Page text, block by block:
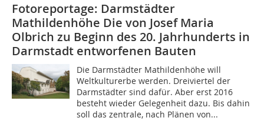
Fotoreportage: Darmstädter
Mathildenhöhe Die von Josef Maria
Olbrich zu Beginn des 20. Jahrhunderts in
Darmstadt entworfenen Bauten
Die Darmstädter Mathildenhöhe will
Weltkulturerbe werden. Dreiviertel der
Darmstädter sind dafür. Aber erst 2016
besteht wieder Gelegenheit dazu. Bis dahin
soll das zentrale, nach Plänen von...